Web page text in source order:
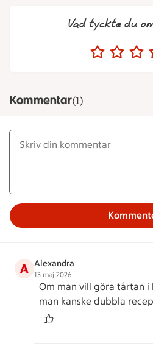
Vad tyckte du
Kommentar(1)
A Alexandra
13 maj 2026
Om man vill göra tårtan i
man kanske dubbla